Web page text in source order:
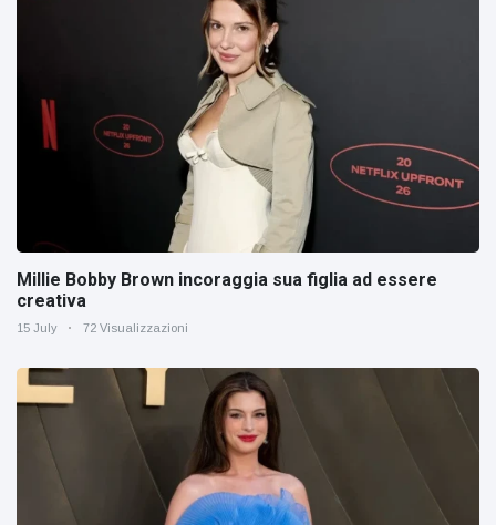
Millie Bobby Brown incoraggia sua figlia ad essere
creativa
15 July 72 Visualizzazioni